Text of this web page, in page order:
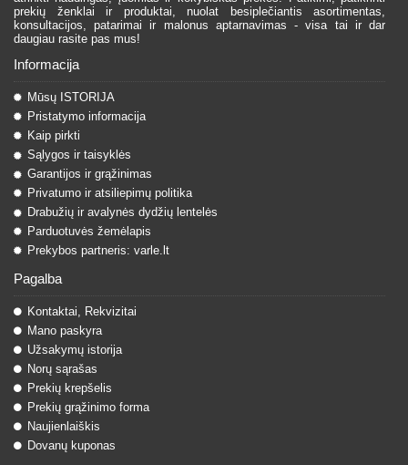
prekių ženklai ir produktai, nuolat besiplečiantis asortimentas,
konsultacijos, patarimai ir malonus aptarnavimas - visa tai ir dar
daugiau rasite pas mus!
Informacija
Mūsų ISTORIJA
Pristatymo informacija
Kaip pirkti
Sąlygos ir taisyklės
Garantijos ir grąžinimas
Privatumo ir atsiliepimų politika
Drabužių ir avalynės dydžių lentelės
Parduotuvės žemėlapis
Prekybos partneris: varle.lt
Pagalba
Kontaktai, Rekvizitai
Mano paskyra
Užsakymų istorija
Norų sąrašas
Prekių krepšelis
Prekių grąžinimo forma
Naujienlaiškis
Dovanų kuponas